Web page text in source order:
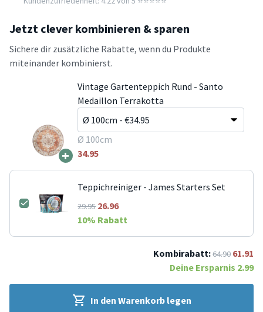
Jetzt clever kombinieren & sparen
Sichere dir zusätzliche Rabatte, wenn du Produkte
miteinander kombinierst.
+
Vintage Gartenteppich Rund - Santo
Medaillon Terrakotta
Ø 100cm
34.95
Teppichreiniger - James Starters Set
29.9526.96
10% Rabatt
Kombirabatt:64.90 61.91
Deine Ersparnis 2.99
In den Warenkorb legen